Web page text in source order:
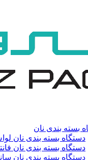
بسته بندی نان
دستگاه بسته بندی نان
دستگاه بسته بندی نان
دستگاه بسته بندی نان